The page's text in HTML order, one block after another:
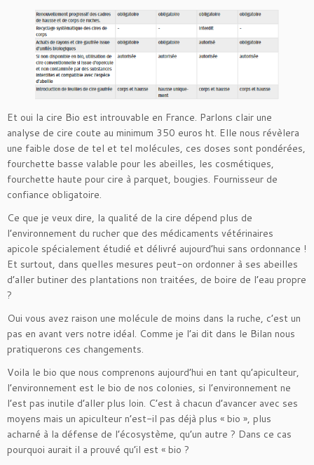
Et oui la cire Bio est introuvable en France. Parlons clair une
analyse de cire coute au minimum 350 euros ht. Elle nous révèlera
une faible dose de tel et tel molécules, ces doses sont pondérées,
fourchette basse valable pour les abeilles, les cosmétiques,
fourchette haute pour cire à parquet, bougies. Fournisseur de
confiance obligatoire.
Ce que je veux dire, la qualité de la cire dépend plus de
l’environnement du rucher que des médicaments vétérinaires
apicole spécialement étudié et délivré aujourd’hui sans ordonnance !
Et surtout, dans quelles mesures peut-on ordonner à ses abeilles
d’aller butiner des plantations non traitées, de boire de l’eau propre
?
Oui vous avez raison une molécule de moins dans la ruche, c’est un
pas en avant vers notre idéal. Comme je l’ai dit dans le Bilan nous
pratiquerons ces changements.
Voila le bio que nous comprenons aujourd’hui en tant qu’apiculteur,
l’environnement est le bio de nos colonies, si l’environnement ne
l’est pas inutile d’aller plus loin. C’est à chacun d’avancer avec ses
moyens mais un apiculteur n’est-il pas déjà plus « bio », plus
acharné à la défense de l’écosystème, qu’un autre ? Dans ce cas
pourquoi aurait il a prouvé qu’il est « bio ?